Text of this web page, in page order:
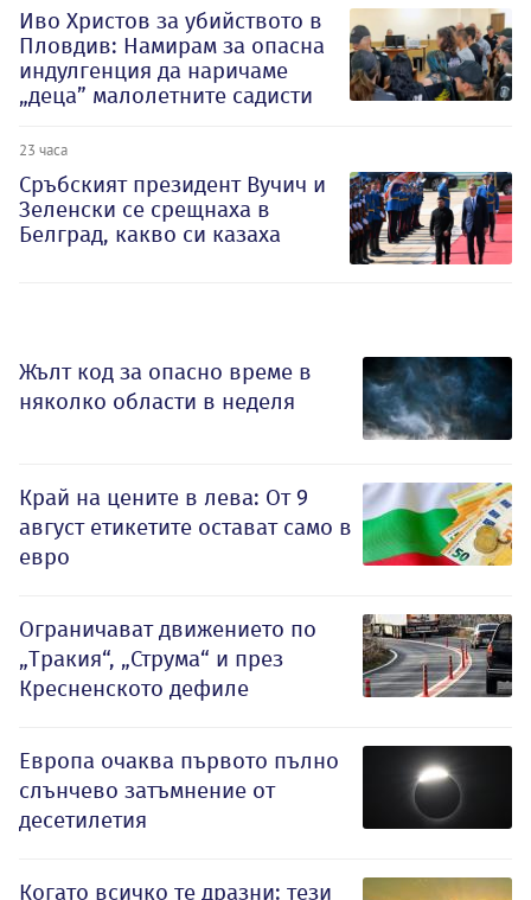
Иво Христов за убийството в
Пловдив: Намирам за опасна
индулгенция да наричаме
„деца” малолетните садисти
23 часа
Сръбският президент Вучич и
Зеленски се срещнаха в
Белград, какво си казаха
Жълт код за опасно време в
няколко области в неделя
Край на цените в лева: От 9
август етикетите остават само в
евро
Ограничават движението по
„Тракия“, „Струма“ и през
Кресненското дефиле
Европа очаква първото пълно
слънчево затъмнение от
десетилетия
Когато всичко те дразни: тези